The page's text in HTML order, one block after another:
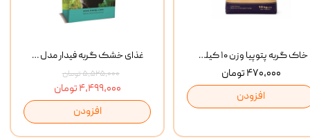
غذای خشک گربه فیدار مدل Adult وزن 10 کیلوگرم
۵,۵۲۵,۰۰۰ تومان
۴,۴۹۹,۰۰۰ تومان
افزودن
خاک گربه پتوپیا وزن ۱۰ کیلوگرم
۴۷۰,۰۰۰ تومان
افزودن